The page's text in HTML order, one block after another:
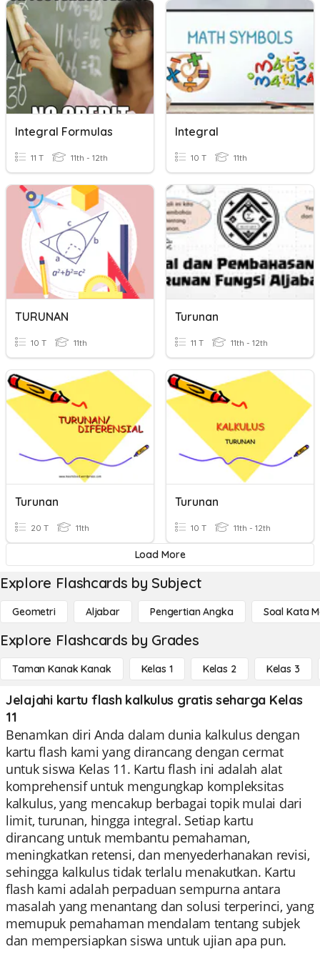
Integral Formulas
11 T 11th - 12th
Integral
10 T 11th
TURUNAN
10 T 11th
Turunan
11 T 11th - 12th
Turunan
20 T 11th
Turunan
10 T 11th - 12th
Load More
Explore Flashcards by Subject
Geometri Aljabar Pengertian Angka Soal Kata
Explore Flashcards by Grades
Taman Kanak Kanak Kelas 1 Kelas 2 Kelas 3
Jelajahi kartu flash kalkulus gratis seharga Kelas
11
Benamkan diri Anda dalam dunia kalkulus dengan
kartu flash kami yang dirancang dengan cermat
untuk siswa Kelas 11. Kartu flash ini adalah alat
komprehensif untuk mengungkap kompleksitas
kalkulus, yang mencakup berbagai topik mulai dari
limit, turunan, hingga integral. Setiap kartu
dirancang untuk membantu pemahaman,
meningkatkan retensi, dan menyederhanakan revisi,
sehingga kalkulus tidak terlalu menakutkan. Kartu
flash kami adalah perpaduan sempurna antara
masalah yang menantang dan solusi terperinci, yang
memupuk pemahaman mendalam tentang subjek
dan mempersiapkan siswa untuk ujian apa pun.